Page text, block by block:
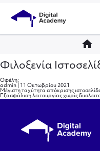
home
Φιλοξενία
Οφέλη:
admin
11 Οκτωβρίου 2021
Μέγιστη ταχύτητα απόκρισης
Εξασφάλιση λειτουργίας χωρίς